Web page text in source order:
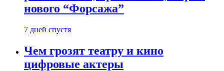
нового “Форсажа”
7 дней спустя
Чем грозят театру и кино
цифровые актеры